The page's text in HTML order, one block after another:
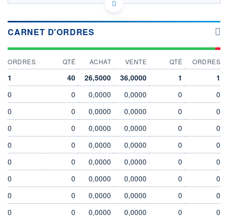
LU1812091194 - Amundi Luxembourg S.A.
EURONEXT PARIS DONNÉES TEMPS RÉEL
SOUS-JACENT FTSE EPRA/NAREIT DEV
04/08 05/08
32,0
INDICE DE RÉFÉRENCE
FTSE EPRA/NAREIT DEV
CATÉGORIE MORNINGSTAR
Immobilier - Indirect
Europe
CLÔTURE VEILLE
31,4650
31,4700
+ BAS
31,4700
CARNET D'ORDRES
ORDRES QTÉ ACHAT VENTE QTÉ ORDRES
1 40 26,5000 36,0000 1
1
0
0 0,0000 0,0000 0
0
0
0 0,0000 0,0000 0
0
0
0 0,0000 0,0000 0
0
0
0 0,0000 0,0000 0
0
0
0 0,0000 0,0000 0
0
0
0 0,0000 0,0000 0
0
0
0 0,0000 0,0000 0
0
0
0 0,0000 0,0000 0
0